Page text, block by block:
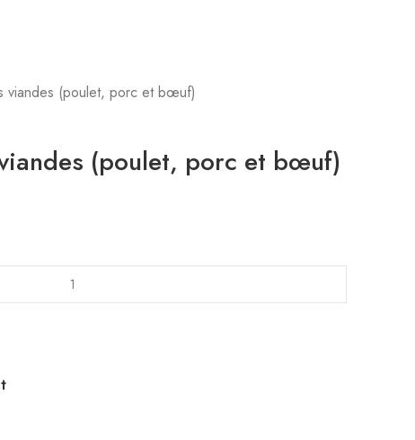
viandes (poulet, porc et bœuf)
(poulet, porc et bœuf)